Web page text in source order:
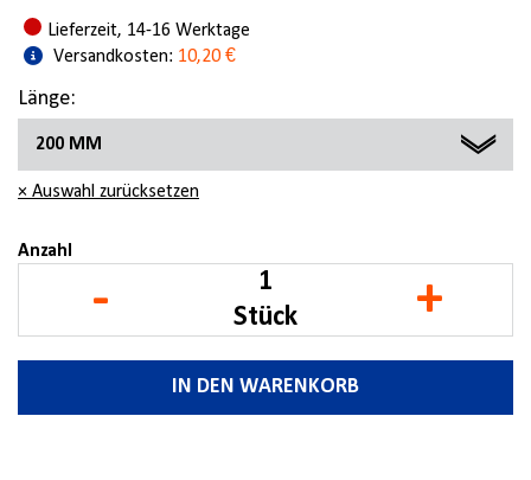
Lieferzeit, 14-16 Werktage
Versandkosten: 10,20 €
Länge:
200 MM
160 MM
180 MM
200 MM
× Auswahl zurücksetzen
Anzahl
- Stück +
IN DEN WARENKORB